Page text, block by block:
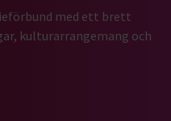
med ett brett
kulturarrangemang och